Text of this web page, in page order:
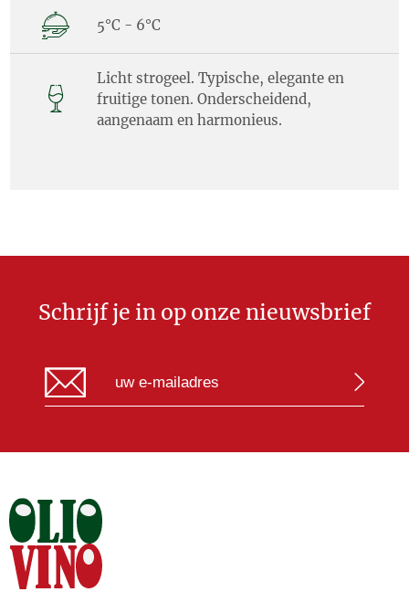
5°C - 6°C
Licht strogeel. Typische, elegante en
fruitige tonen. Onderscheidend,
aangenaam en harmonieus.
Schrijf je in op onze nieuwsbrief